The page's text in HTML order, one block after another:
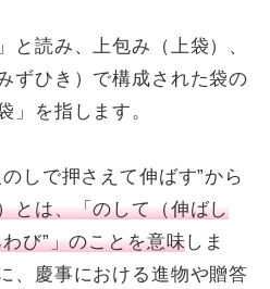
と読み、上包み（上袋）、
ずひき）で構成された袋の
」を指します。
しで押さえて伸ばす”から
とは、「のして（伸ばし
び”」のことを意味しま
、慶事における進物や贈答